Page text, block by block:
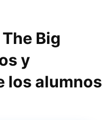
Big
y
los alumnos